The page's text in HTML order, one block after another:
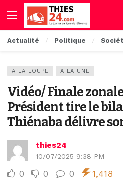
Actualité Politique
A LA LOUPE A LA UNE
Vidéo/ Finale
Président tire le
Thiénaba délivre
thies24
10/07/2025 9:38 PM
0 0 0 1,418